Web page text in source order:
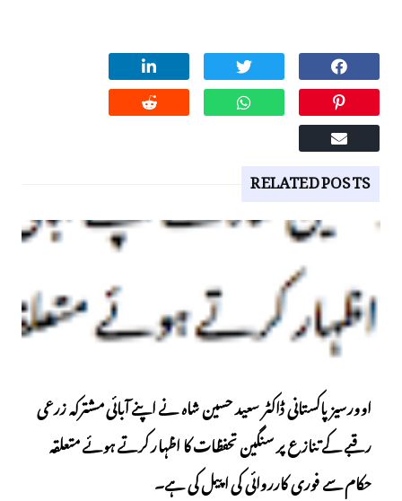
RELATED POSTS
اوورسیز پاکستانی ڈاکٹر سعید حسین شاہ نے اپنے آبائی مشترکہ زرعی
رقبے کے تنازع پر سنگین تحفظات کا اظہار کرتے ہوئے متعلقہ
حکام سے فوری کارروائی کی اپیل کی ہے۔